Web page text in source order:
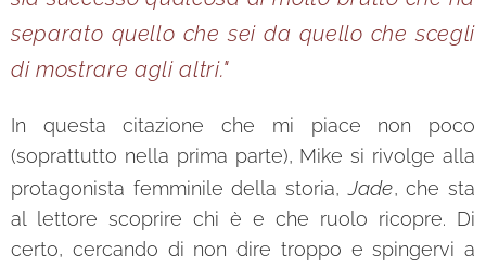
separato quello che sei da quello che scegli
di mostrare agli altri."
In questa citazione che mi piace non poco
(soprattutto nella prima parte), Mike si rivolge alla
protagonista femminile della storia,Jade, che sta
al lettore scoprire chi è e che ruolo ricopre. Di
certo, cercando di non dire troppo e spingervi a